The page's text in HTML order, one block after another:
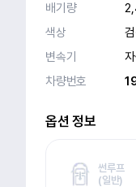
배기량
색상
변속기
차량번호
옵션 정보
썬루프
(일반)